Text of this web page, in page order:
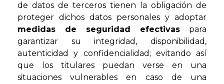
de datos de terceros tienen la obligación de
proteger dichos datos personales y adoptar
medidas de seguridad efectivas para
garantizar su integridad, disponibilidad,
autenticidad y confidencialidad; evitando así
que los titulares puedan verse en una
situaciones vulnerables en caso de una